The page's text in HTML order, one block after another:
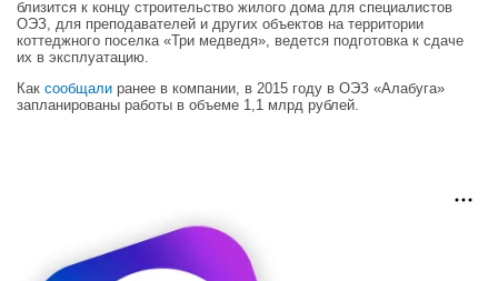
близится к концу строительство жилого дома для специалистов
ОЭЗ, для преподавателей и других объектов на территории
коттеджного поселка «Три медведя», ведется подготовка к сдаче
их в эксплуатацию.
Как сообщали ранее в компании, в 2015 году в ОЭЗ «Алабуга»
запланированы работы в объеме 1,1 млрд рублей.